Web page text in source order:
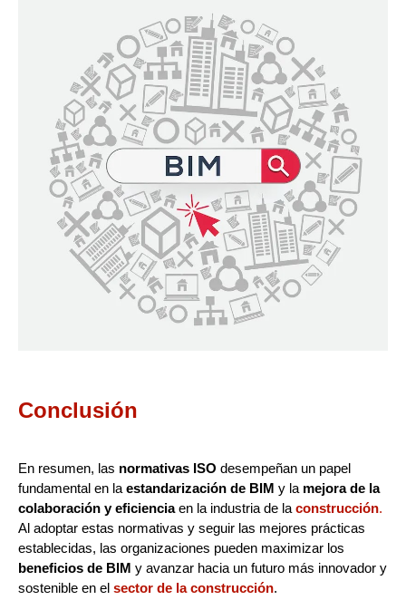
Conclusión
En resumen, las normativas ISO desempeñan un papel
fundamental en la estandarización de BIM y la mejora de la
colaboración y eficienciaen la industria de la construcción.
Al adoptar estas normativas y seguir las mejores prácticas
establecidas, las organizaciones pueden maximizar los
beneficios de BIM y avanzar hacia un futuro más innovador y
sostenible en el sector de la construcción.